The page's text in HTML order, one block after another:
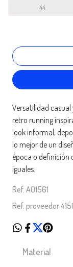
44
Versatilidad
retro running
look informal,
lo mejor de un
época o definición
iguales.
Ref. A01561
Ref. proveedor
Material